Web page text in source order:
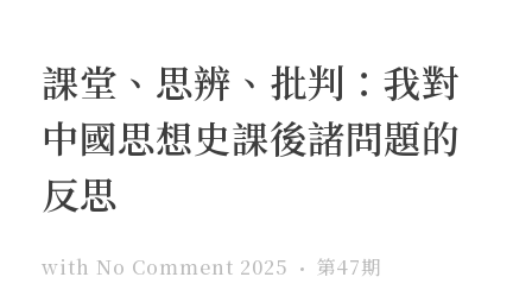
課堂、思辨、批判：我對
中國思想史課後諸問題的
反思
with No Comment 2025 第47期